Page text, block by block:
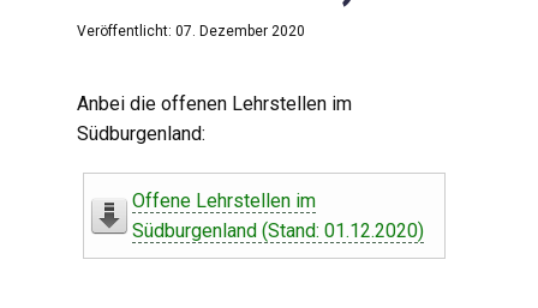
Veröffentlicht: 07. Dezember 2020
Anbei die offenen Lehrstellen im
Südburgenland:
Offene Lehrstellen im
Südburgenland (Stand: 01.12.2020)